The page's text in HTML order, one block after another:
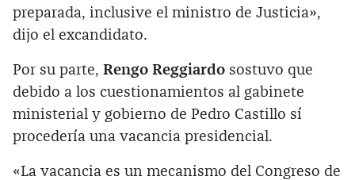
preparada, inclusive el ministro de Justicia»,
dijo el excandidato.
Por su parte, Rengo Reggiardo sostuvo que
debido a los cuestionamientos al gabinete
ministerial y gobierno de Pedro Castillo sí
procedería una vacancia presidencial.
«La vacancia es un mecanismo del Congreso de